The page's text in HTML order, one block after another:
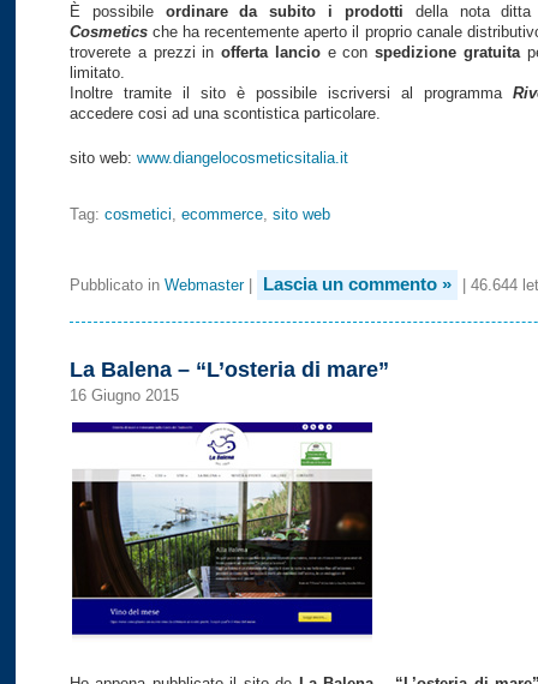
È possibile ordinare da subito i prodotti della nota
Cosmetics che ha recentemente aperto il proprio canale
troverete a prezzi in offerta lancioe con spedizione gratuita
limitato.
Inoltre tramite il sito è possibile iscriversi al programma
accedere cosi ad una scontistica particolare.
sito web: www.diangelocosmeticsitalia.it
Tag: cosmetici ecommerce sito web
Pubblicato in Webmaster| Lascia un commento » | 46.644
La Balena – “L’osteria di mare”
16 Giugno 2015